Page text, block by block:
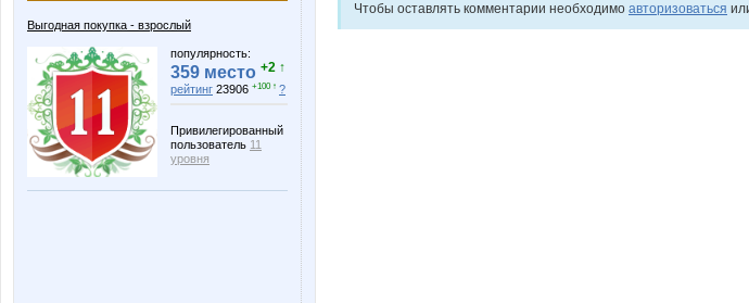
Выгодная покупка - взрослый
популярность:
359 место +2 ↑
рейтинг 23906 +100 ↑ ?
Привилегированный
пользователь 11
уровня
Чтобы оставлять комментарии необходимо авторизоваться